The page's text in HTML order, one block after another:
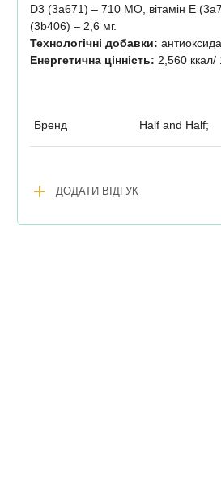
D3 (3а671) – 710 МО, вітамін Е
(3b406) – 2,6 мг.
Технологічні добавки:
Енергетична цінність: 2,560 ккал/
Бренд Half and Half;
add ДОДАТИ ВІДГУК